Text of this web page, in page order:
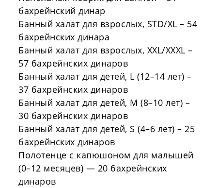
бахрейнский динар
Банный халат для взрослых, STD/XL – 54
бахрейнских динара
Банный халат для взрослых, XXL/XXXL –
57 бахрейнских динаров
Банный халат для детей, L (12–14 лет) –
37 бахрейнских динаров
Банный халат для детей, M (8–10 лет) –
30 бахрейнских динаров
Банный халат для детей, S (4–6 лет) – 25
бахрейнских динаров
Полотенце с капюшоном для малышей
(0–12 месяцев) — 20 бахрейнских
динаров